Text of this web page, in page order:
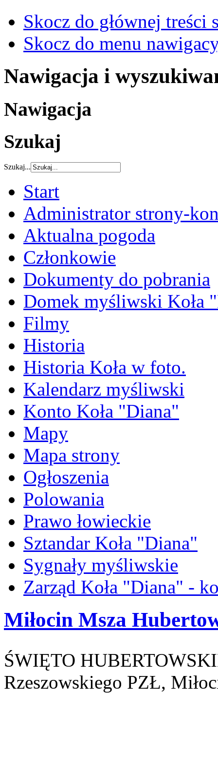
Skocz do głównej treści
Skocz do menu
Nawigacja i
Nawigacja
Szukaj
Szukaj...
Start
Administrator strony-
Aktualna pogoda
Członkowie
Dokumenty do pobrania
Domek myśliwski Koła
Filmy
Historia
Historia Koła w foto.
Kalendarz myśliwski
Konto Koła "Diana"
Mapy
Mapa strony
Ogłoszenia
Polowania
Prawo łowieckie
Sztandar Koła "Diana"
Sygnały myśliwskie
Zarząd Koła "Diana" -
Miłocin Msza
ŚWIĘTO
Rzeszowskiego PZŁ,